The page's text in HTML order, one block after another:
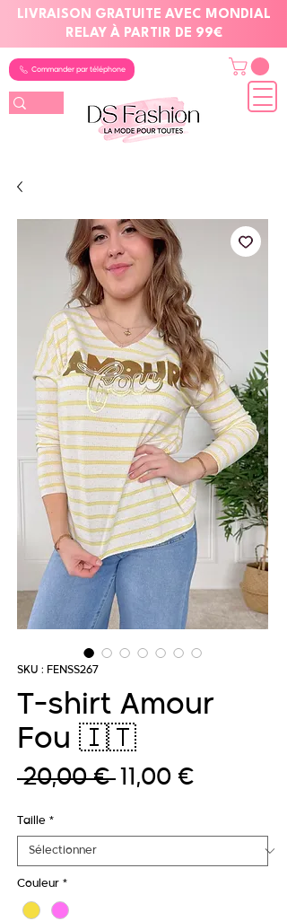
LIVRAISON GRATUITE AVEC MONDIAL
RELAY À PARTIR DE 99€
Commander par téléphone
SKU : FENSS267
T-shirt Amour
Fou 🇮🇹
20,00 € Prix
11,00 €Prix
Taille *
Couleur *